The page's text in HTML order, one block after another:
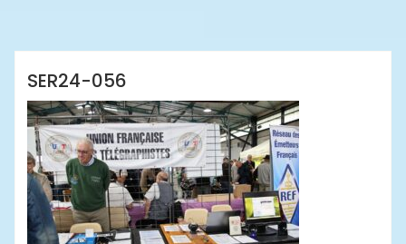
SER24-056